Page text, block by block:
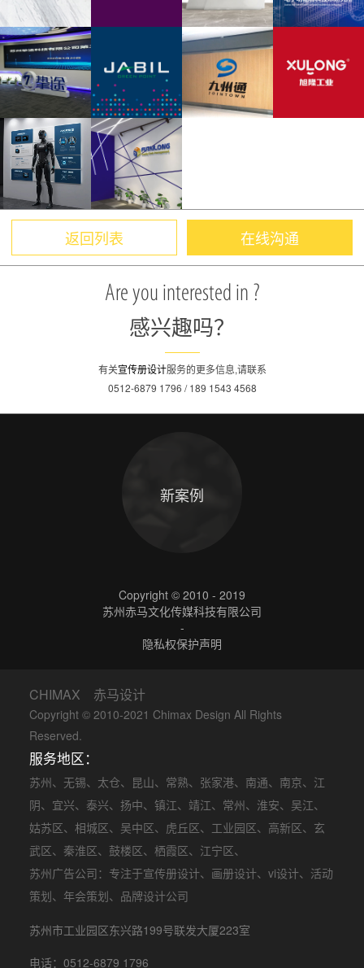
返回列表 在线沟通
Are you interested in ?
感兴趣吗？
有关宣传册设计服务的更多信息,请联系
0512-6879 1796 / 189 1543 4568
新案例
Copyright © 2010 - 2019
苏州赤马文化传媒科技有限公司
-
隐私权保护声明
CHIMAX 赤马设计
Copyright © 2010-2021 Chimax Design All Rights
Reserved.
服务地区：
苏州、 无锡、 太仓、 昆山、 常熟、 张家港、 南通、 南京、 江
阴、 宜兴、 泰兴、 扬中、 镇江、 靖江、 常州、 淮安、 吴江、
姑苏区、 相城区、 吴中区、 虎丘区、 工业园区、 高新区、 玄
武区、 秦淮区、 鼓楼区、 栖霞区、 江宁区、
苏州广告公司：专注于宣传册设计、 画册设计、 vi设计、 活动
策划、 年会策划、品牌设计公司
苏州市工业园区东兴路199号联发大厦223室
电话：0512-6879 1796